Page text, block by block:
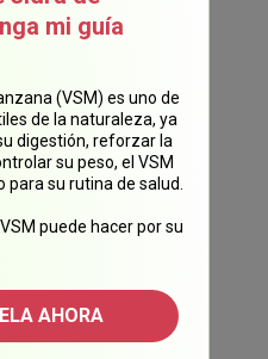
renina-
(RAAS, por sus
de vitamina D
de melatonina.
experimental y
y el estrés
vitamina D, tal como
mitocondrial;
mi guía
(VSM) es uno de
de la naturaleza, ya
digestión, reforzar la
su peso, el VSM
su rutina de salud.
puede hacer por su
AHORA